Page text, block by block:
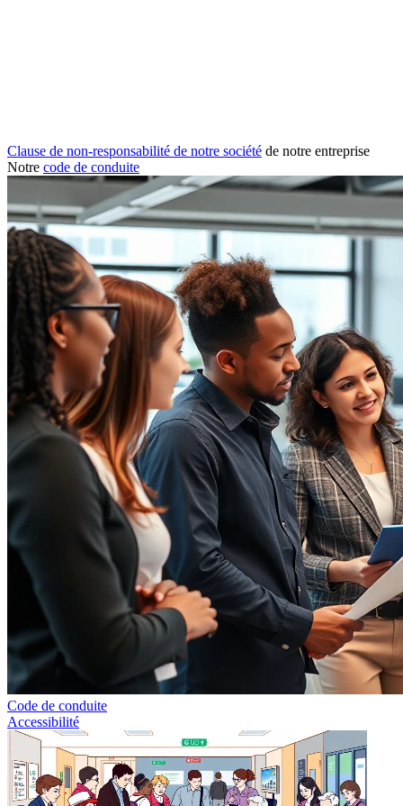
Clause de non-responsabilité de notre société de notre entreprise
Notre code de conduite
Code de conduite
Accessibilité